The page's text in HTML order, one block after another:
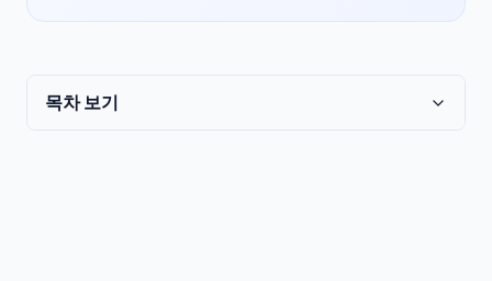
목차 보기